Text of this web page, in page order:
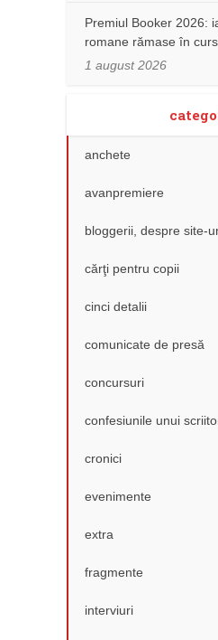
Premiul Booker 2026:
romane rămase în
1 august 2026
anchete
avanpremiere
bloggerii, despre site-
cărţi pentru copii
cinci detalii
comunicate de presă
concursuri
confesiunile unui
cronici
evenimente
extra
fragmente
interviuri